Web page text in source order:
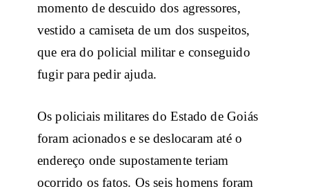
momento de descuido dos agressores,
vestido a camiseta de um dos suspeitos,
que era do policial militar e conseguido
fugir para pedir ajuda.
Os policiais militares do Estado de Goiás
foram acionados e se deslocaram até o
endereço onde supostamente teriam
ocorrido os fatos. Os seis homens foram